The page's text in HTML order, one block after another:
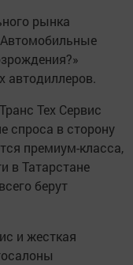
рынка
автодиллеров.
Тех Сервис
спроса в сторону
премиум-класса,
в Татарстане
берут
и жесткая